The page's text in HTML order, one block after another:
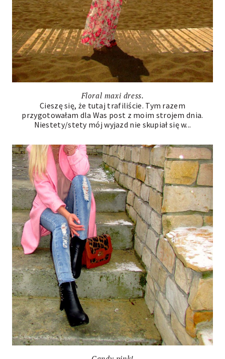
Floral maxi dress.
Cieszę się, że tutaj trafiliście. Tym razem
przygotowałam dla Was post z moim strojem dnia.
Niestety/stety mój wyjazd nie skupiał się w...